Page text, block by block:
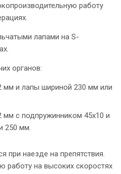
работу
лапами на S-
органов:
мм и лапы шириной 230 мм или
мм с подпружинником 45х10 и
250 мм.
при наезде на препятствия.
работу на высоких скоростях